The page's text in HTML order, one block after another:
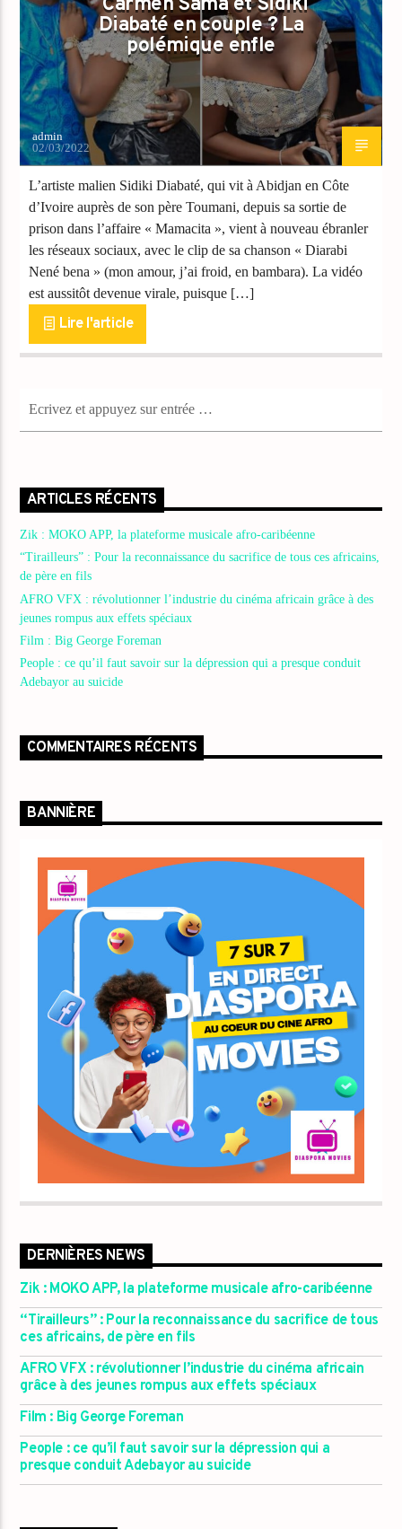
Diabaté en couple ? La
polémique enfle
admin
02/03/2022
L’artiste malien Sidiki Diabaté, qui vit à Abidjan en Côte
d’Ivoire auprès de son père Toumani, depuis sa sortie de
prison dans l’affaire « Mamacita », vient à nouveau ébranler
les réseaux sociaux, avec le clip de sa chanson « Diarabi
Nené bena » (mon amour, j’ai froid, en bambara). La vidéo
est aussitôt devenue virale, puisque […]
Lire l'article
ARTICLES RÉCENTS
Zik : MOKO APP, la plateforme musicale afro-caribéenne
“Tirailleurs” : Pour la reconnaissance du sacrifice de tous ces africains,
de père en fils
AFRO VFX : révolutionner l’industrie du cinéma africain grâce à des
jeunes rompus aux effets spéciaux
Film : Big George Foreman
People : ce qu’il faut savoir sur la dépression qui a presque conduit
Adebayor au suicide
COMMENTAIRES RÉCENTS
BANNIÈRE
DERNIÈRES NEWS
Zik : MOKO APP, la plateforme musicale afro-caribéenne
“Tirailleurs” : Pour la reconnaissance du sacrifice de tous
ces africains, de père en fils
AFRO VFX : révolutionner l’industrie du cinéma africain
grâce à des jeunes rompus aux effets spéciaux
Film : Big George Foreman
People : ce qu’il faut savoir sur la dépression qui a
presque conduit Adebayor au suicide